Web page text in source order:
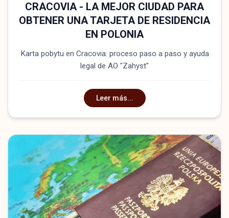
CRACOVIA - LA MEJOR CIUDAD PARA
OBTENER UNA TARJETA DE RESIDENCIA
EN POLONIA
Karta pobytu en Cracovia: proceso paso a paso y ayuda
legal de AO "Zahyst"
Leer más...